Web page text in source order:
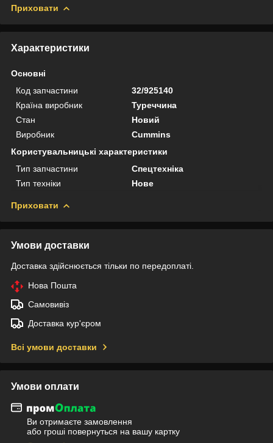
Приховати
Характеристики
Основні
Код запчастини
32/925140
Країна виробник
Туреччина
Стан
Новий
Виробник
Cummins
Користувальницькі характеристики
Тип запчастини
Спецтехніка
Тип техніки
Нове
Приховати
Умови доставки
Доставка здійснюється тільки по передоплаті.
Нова Пошта
Самовивіз
Доставка кур'єром
Всі умови доставки
Умови оплати
Ви отримаєте замовлення
або гроші повернуться на вашу картку